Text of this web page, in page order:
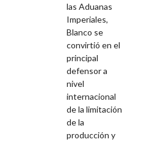
las Aduanas
Imperiales,
Blanco se
convirtió en el
principal
defensor a
nivel
internacional
de la limitación
de la
producción y